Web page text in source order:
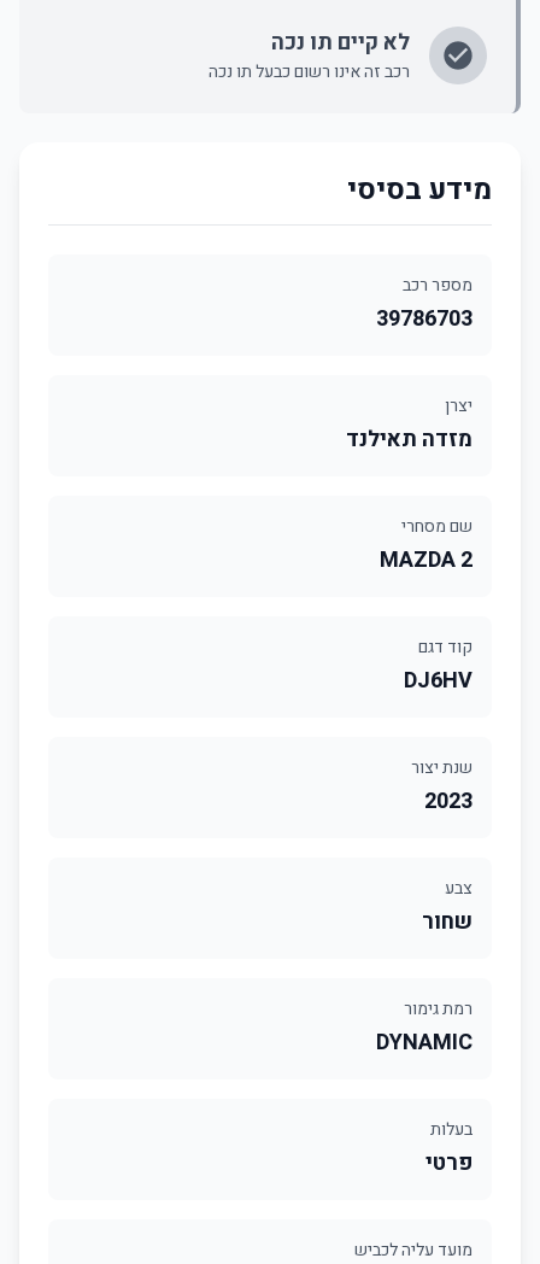
לא קיים תו נכה
רכב זה אינו רשום כבעל תו נכה
מידע בסיסי
מספר רכב
39786703
יצרן
מזדה תאילנד
שם מסחרי
MAZDA 2
קוד דגם
DJ6HV
שנת יצור
2023
צבע
שחור
רמת גימור
DYNAMIC
בעלות
פרטי
מועד עליה לכביש